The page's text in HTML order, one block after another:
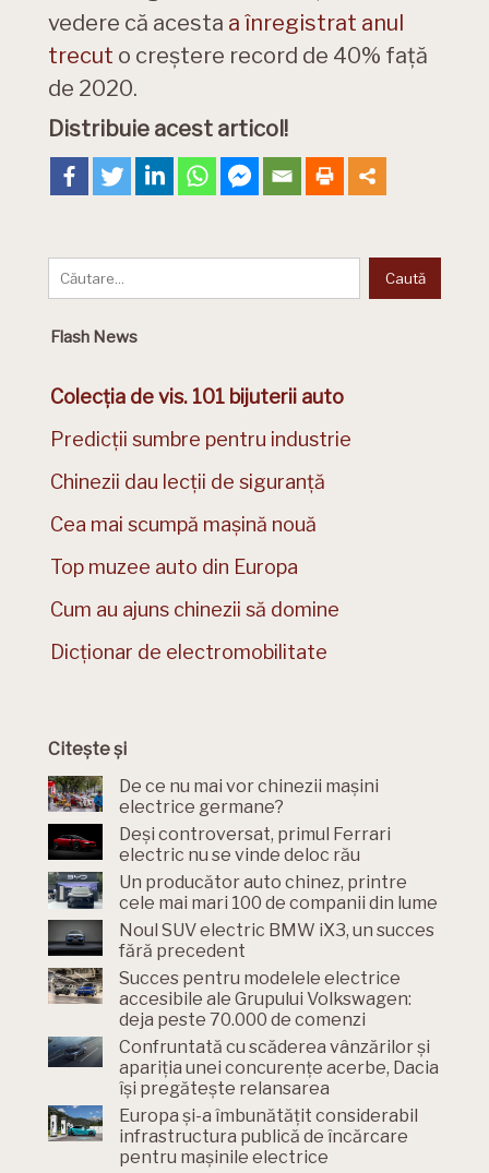
vedere că acesta a înregistrat anul
trecut o creștere record de 40% față
de 2020.
Distribuie acest articol!
Flash News
Colecția de vis. 101 bijuterii auto
Predicții sumbre pentru industrie
Chinezii dau lecții de siguranță
Cea mai scumpă mașină nouă
Top muzee auto din Europa
Cum au ajuns chinezii să domine
Dicționar de electromobilitate
Citește și
De ce nu mai vor chinezii mașini
electrice germane?
Deși controversat, primul Ferrari
electric nu se vinde deloc rău
Un producător auto chinez, printre
cele mai mari 100 de companii din lume
Noul SUV electric BMW iX3, un succes
fără precedent
Succes pentru modelele electrice
accesibile ale Grupului Volkswagen:
deja peste 70.000 de comenzi
Confruntată cu scăderea vânzărilor și
apariția unei concurențe acerbe, Dacia
își pregătește relansarea
Europa și-a îmbunătățit considerabil
infrastructura publică de încărcare
pentru mașinile electrice